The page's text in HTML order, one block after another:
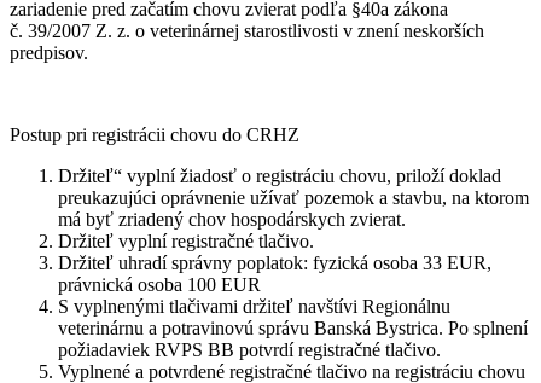
zariadenie pred začatím chovu zvierat podľa §40a zákona
č. 39/2007 Z. z. o veterinárnej starostlivosti v znení neskorších
predpisov.
Postup pri registrácii chovu do CRHZ
Držiteľ“ vyplní žiadosť o registráciu chovu, priloží doklad
preukazujúci oprávnenie užívať pozemok a stavbu, na ktorom
má byť zriadený chov hospodárskych zvierat.
Držiteľ vyplní registračné tlačivo.
Držiteľ uhradí správny poplatok: fyzická osoba 33 EUR,
právnická osoba 100 EUR
S vyplnenými tlačivami držiteľ navštívi Regionálnu
veterinárnu a potravinovú správu Banská Bystrica. Po splnení
požiadaviek RVPS BB potvrdí registračné tlačivo.
Vyplnené a potvrdené registračné tlačivo na registráciu chovu